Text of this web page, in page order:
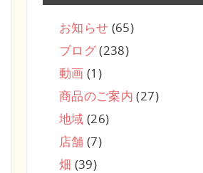
お知らせ (65)
ブログ(238)
動画 (1)
商品のご案内 (27)
地域 (26)
店舗 (7)
畑 (39)